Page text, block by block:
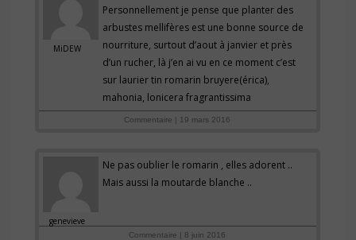
MiDEW
Personnellement je pense que planter des
arbustes mellifères est une bonne source de
nourriture, surtout d’aout à janvier et près
d’un rucher, là j’en ai vu en ce moment c’est
sur laurier tin romarin bruyere(érica),
mahonia, lonicera fragrantissima
Commentaire | 19 mars 2016
genevieve
Ne pas oublier le romarin , elles adorent ..
Mais aussi la moutarde blanche ..
Commentaire | 8 juin 2016